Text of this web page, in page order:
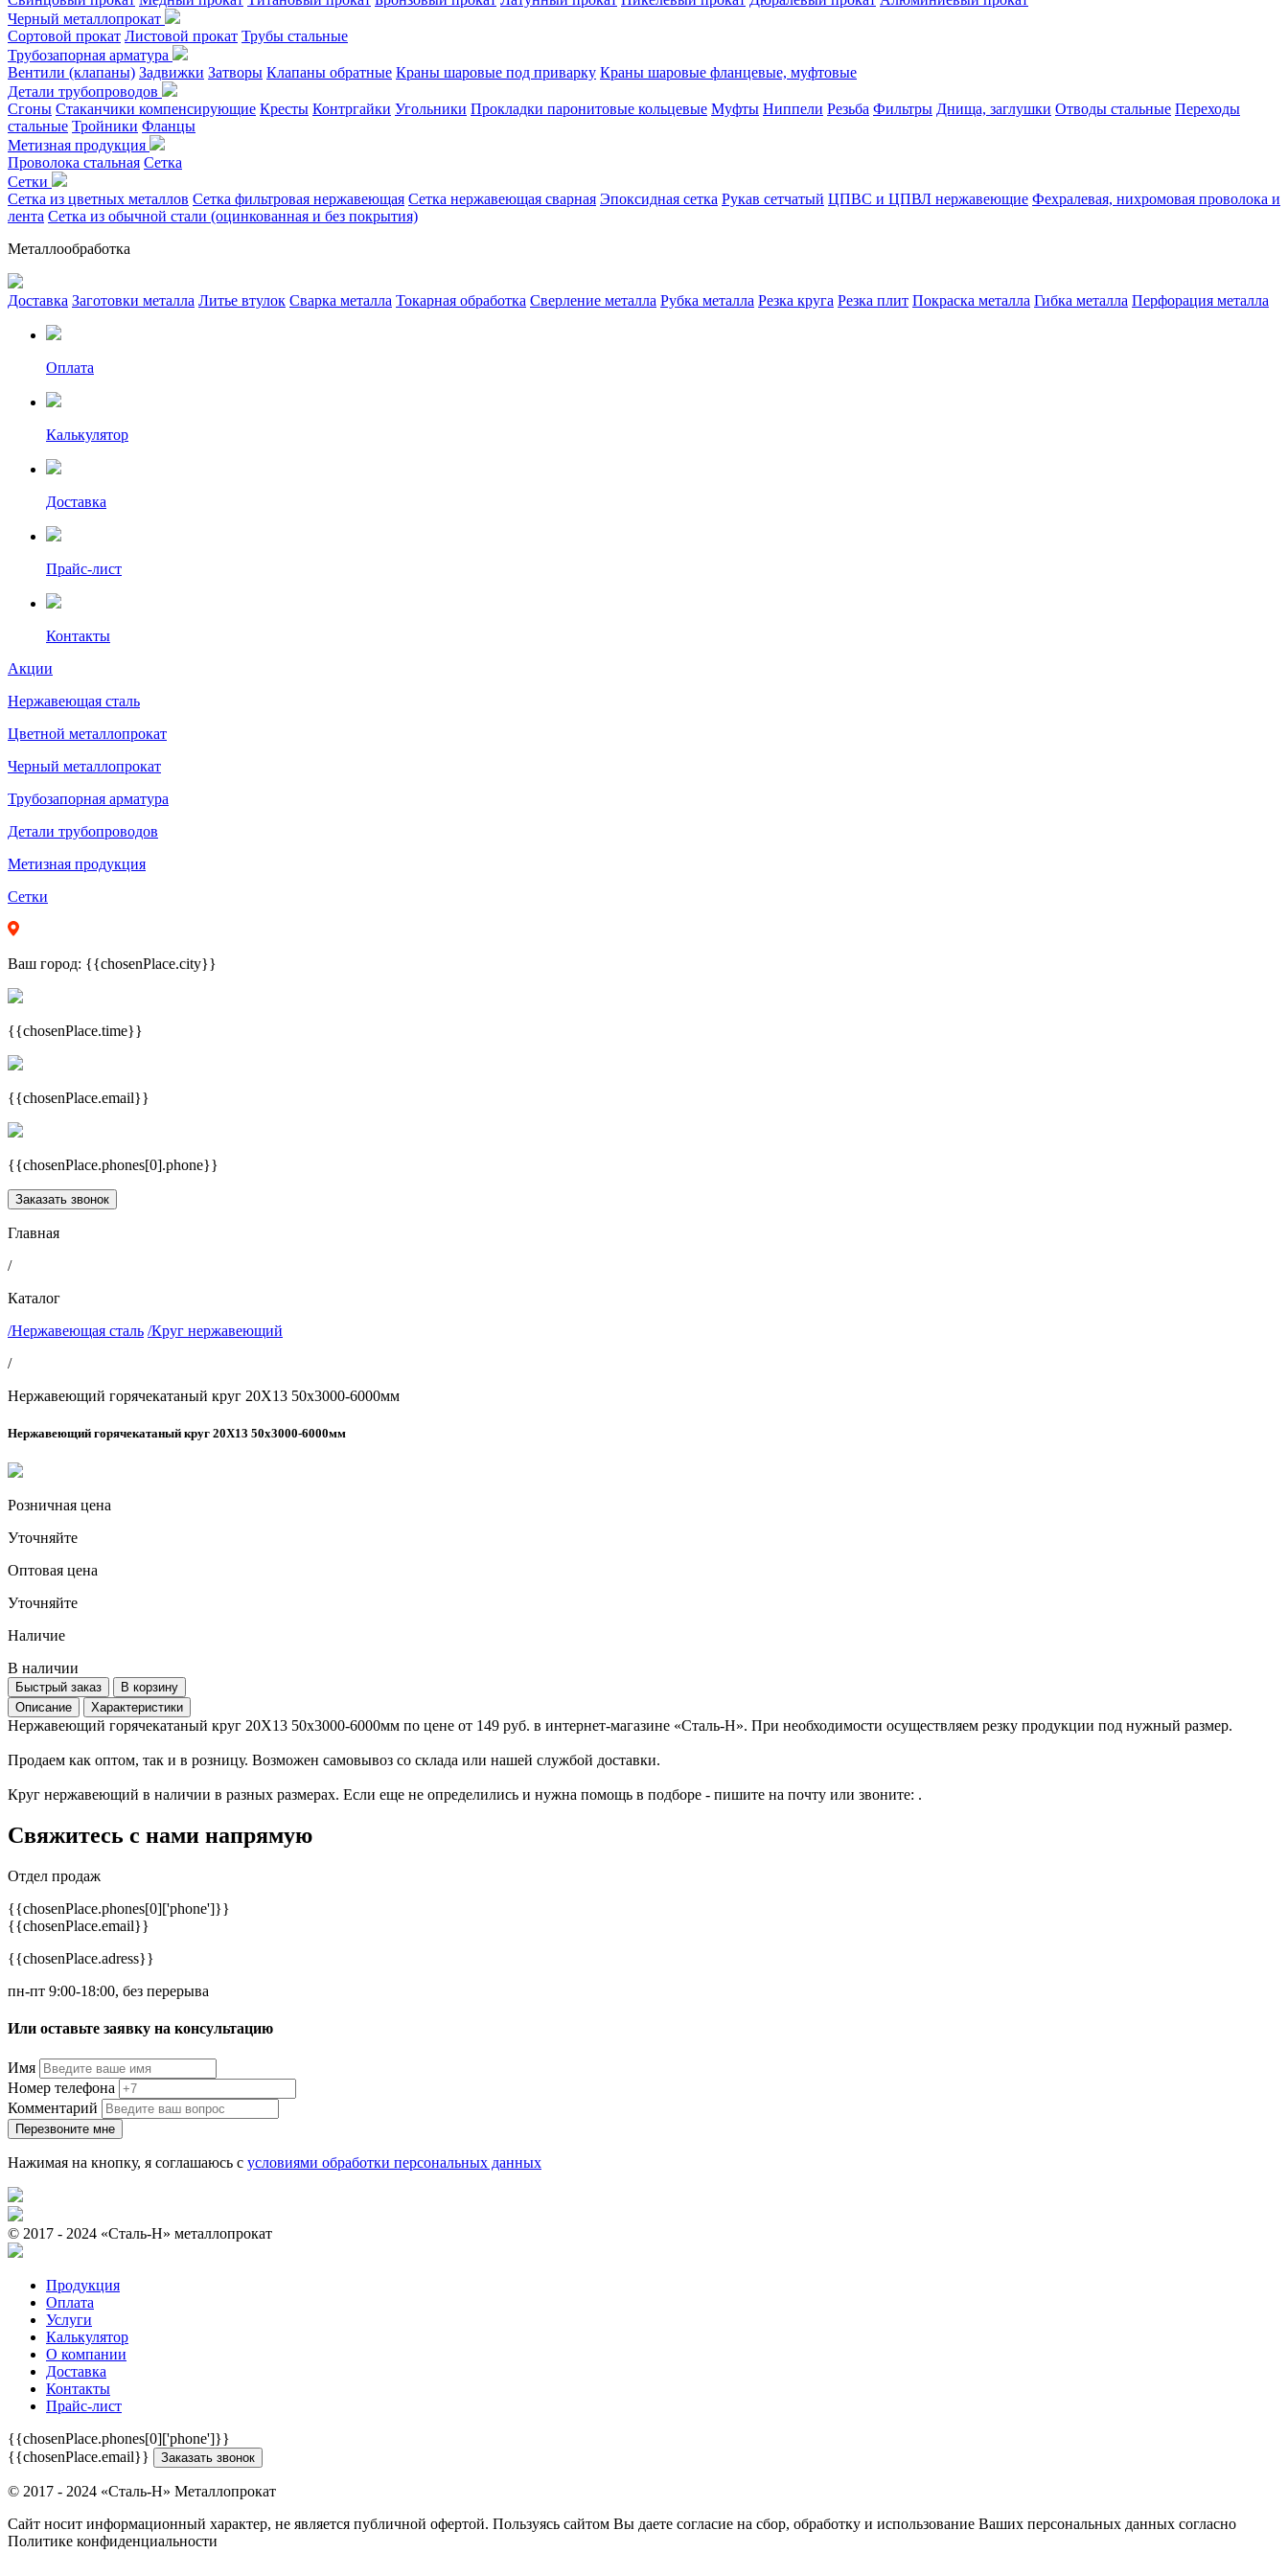
Черный металлопрокат
Сортовой прокат Листовой прокат Трубы стальные
Трубозапорная арматура
Вентили (клапаны) Задвижки Затворы Клапаны обратные Краны шаровые под приварку Краны шаровые фланцевые, муфтовые
Детали трубопроводов
Сгоны Стаканчики компенсирующие Кресты Контргайки Угольники Прокладки паронитовые кольцевые Муфты Ниппели Резьба Фильтры Днища, заглушки Отводы стальные Переходы
стальные Тройники Фланцы
Метизная продукция
Проволока стальная Сетка
Сетки
Сетка из цветных металлов Сетка фильтровая нержавеющая Сетка нержавеющая сварная Эпоксидная сетка Рукав сетчатый ЦПВС и ЦПВЛ нержавеющие Фехралевая, нихромовая проволока и
лента Сетка из обычной стали (оцинкованная и без покрытия)
Металлообработка
Доставка Заготовки металла Литье втулок Сварка металла Токарная обработка Сверление металла Рубка металла Резка круга Резка плит Покраска металла Гибка металла Перфорация металла
Оплата
Калькулятор
Доставка
Прайс-лист
Контакты
Акции
Нержавеющая сталь
Цветной металлопрокат
Черный металлопрокат
Трубозапорная арматура
Детали трубопроводов
Метизная продукция
Сетки
Ваш город: {{chosenPlace.city}}
{{chosenPlace.time}}
{{chosenPlace.email}}
{{chosenPlace.phones[0].phone}}
Заказать звонок
Главная
/
Каталог
/Нержавеющая сталь /Круг нержавеющий
/
Нержавеющий горячекатаный круг 20Х13 50х3000-6000мм
Нержавеющий горячекатаный круг 20Х13 50х3000-6000мм
Розничная цена
Уточняйте
Оптовая цена
Уточняйте
Наличие
В наличии
Быстрый заказ
В корзину
Описание
Характеристики
Нержавеющий горячекатаный круг 20Х13 50х3000-6000мм по цене от 149 руб. в интернет-магазине «Сталь-Н». При необходимости осуществляем резку продукции под нужный размер.
Продаем как оптом, так и в розницу. Возможен самовывоз со склада или нашей службой доставки.
Круг нержавеющий в наличии в разных размерах. Если еще не определились и нужна помощь в подборе - пишите на почту или звоните: .
Свяжитесь с нами напрямую
Отдел продаж
{{chosenPlace.phones[0]['phone']}}
{{chosenPlace.email}}
{{chosenPlace.adress}}
пн-пт 9:00-18:00, без перерыва
Или оставьте заявку на консультацию
Имя
Номер телефона
Комментарий
Перезвоните мне
Нажимая на кнопку, я соглашаюсь с условиями обработки персональных данных
© 2017 - 2024 «Cталь-Н» металлопрокат
Продукция
Оплата
Услуги
Калькулятор
О компании
Доставка
Контакты
Прайс-лист
{{chosenPlace.phones[0]['phone']}}
{{chosenPlace.email}}
Заказать звонок
© 2017 - 2024 «Cталь-Н» Металлопрокат
Сайт носит информационный характер, не является публичной офертой. Пользуясь сайтом Вы даете согласие на сбор, обработку и использование Ваших персональных данных согласно
Политике конфиденциальности